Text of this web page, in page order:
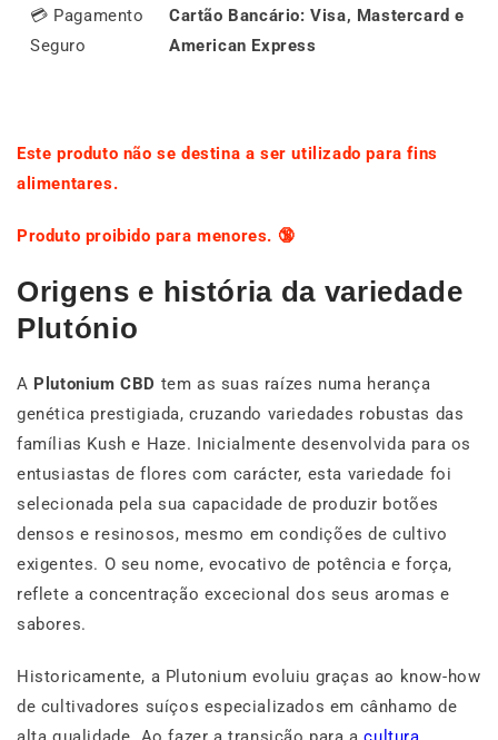
💳 Pagamento
Seguro
Cartão Bancário: Visa, Mastercard e
American Express
Este produto não se destina a ser utilizado para fins
alimentares.
Produto proibido para menores. 🔞
Origens e história da variedade
Plutónio
A Plutonium CBD tem as suas raízes numa herança
genética prestigiada, cruzando variedades robustas das
famílias Kush e Haze. Inicialmente desenvolvida para os
entusiastas de flores com carácter, esta variedade foi
selecionada pela sua capacidade de produzir botões
densos e resinosos, mesmo em condições de cultivo
exigentes. O seu nome, evocativo de potência e força,
reflete a concentração excecional dos seus aromas e
sabores.
Historicamente, a Plutonium evoluiu graças ao know-how
de cultivadores suíços especializados em cânhamo de